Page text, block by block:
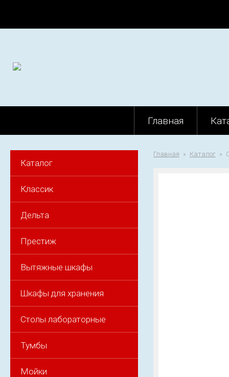
Главная
Каталог
Классик
Дельта
Престиж
Вытяжные шкафы
Шкафы для хранения
Столы лабораторные
Тумбы
Мойки
Главная Каталог